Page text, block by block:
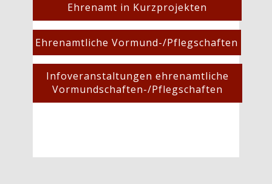
Ehrenamt in Kurzprojekten
Ehrenamtliche Vormund-/Pflegschaften
Infoveranstaltungen ehrenamtliche
Vormundschaften-/Pflegschaften